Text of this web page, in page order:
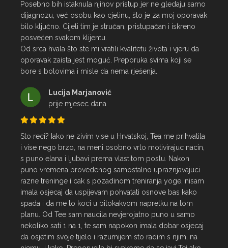
Posebno bih istaknula njihov pristup jer ne gledaju samo
dijagnozu, već osobu kao cjelinu, što je za moj oporavak
bilo ključno. Cijeli tim je stručan, pristupačan i iskreno
posvećen svakom klijentu.
Od srca hvala što ste mi vratili kvalitetu života i vjeru da
oporavak zaista jest moguć. Preporuka svima koji se
bore s bolovima i misle da nema rješenja.
Lucija Marjanović
prije mjesec dana
Sto reci? Iako ne zivim vise u Hrvatskoj, Tea me prihvatila
i vise nego brzo, na meni osobno vrlo motivirajuc nacin,
s puno elana i ljubavi prema vlastitom poslu. Nakon
puno vremena provedenog samostalno upraznjavajuci
razne treninge i cak s pozadinom treniranja yoge, nisam
imala osjecaj da uspijevam pohvatati osnove bas kako
spada i da me to koci u bilokakvom napretku na tom
planu. Od Tee sam naucila nevjerojatno puno u samo
nekoliko sati 1 na 1, te sam napokon imala dobar osjecaj
da osjetim svoje tijelo i razumijem sto radim s njim, na